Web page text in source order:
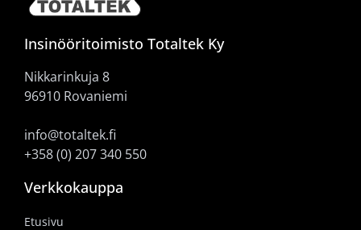
Insinööritoimisto Totaltek Ky
Nikkarinkuja 8
96910 Rovaniemi
info@totaltek.fi
+358 (0) 207 340 550
Verkkokauppa
Etusivu